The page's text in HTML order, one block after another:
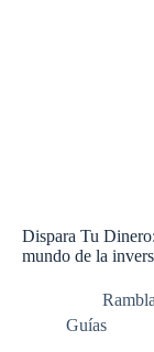
Dispara Tu
mundo de la
Guías